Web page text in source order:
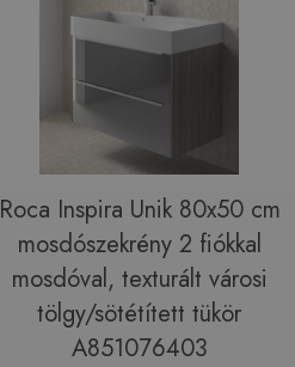
Roca Inspira Unik 80x50 cm
mosdószekrény 2 fiókkal
mosdóval, texturált városi
tölgy/sötétített tükör
A851076403